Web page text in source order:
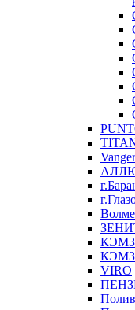
Vanger
КЭМЗ
КЭМЗ
VIRO